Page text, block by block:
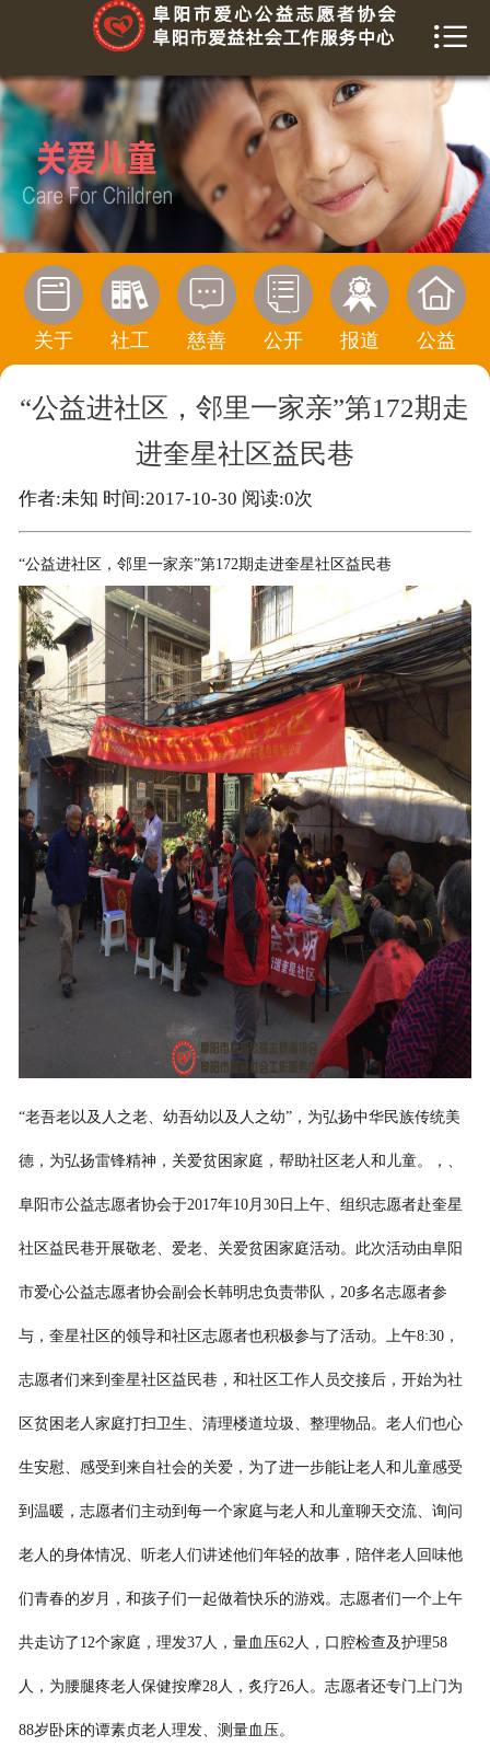
 首页
关于我们
爱益社工
慈善榜
信息公开
活动报道
公益传播
寻求帮助


关于

社工

慈善

公开

报道

公益
“公益进社区，邻里一家亲”第172期走
进奎星社区益民巷
作者:未知 时间:2017-10-30 阅读:0次
“公益进社区，邻里一家亲”第172期走进奎星社区益民巷
“老吾老以及人之老、幼吾幼以及人之幼”，为弘扬中华民族传统美
德，为弘扬雷锋精神，关爱贫困家庭，帮助社区老人和儿童。，、
阜阳市公益志愿者协会于2017年10月30日上午、组织志愿者赴奎星
社区益民巷开展敬老、爱老、关爱贫困家庭活动。此次活动由阜阳
市爱心公益志愿者协会副会长韩明忠负责带队，20多名志愿者参
与，奎星社区的领导和社区志愿者也积极参与了活动。上午8:30，
志愿者们来到奎星社区益民巷，和社区工作人员交接后，开始为社
区贫困老人家庭打扫卫生、清理楼道垃圾、整理物品。老人们也心
生安慰、感受到来自社会的关爱，为了进一步能让老人和儿童感受
到温暖，志愿者们主动到每一个家庭与老人和儿童聊天交流、询问
老人的身体情况、听老人们讲述他们年轻的故事，陪伴老人回味他
们青春的岁月，和孩子们一起做着快乐的游戏。志愿者们一个上午
共走访了12个家庭，理发37人，量血压62人，口腔检查及护理58
人，为腰腿疼老人保健按摩28人，炙疗26人。志愿者还专门上门为
88岁卧床的谭素贞老人理发、测量血压。